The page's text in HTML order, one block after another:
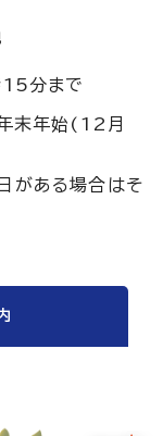
分まで
年末年始(12月
がある場合はそ